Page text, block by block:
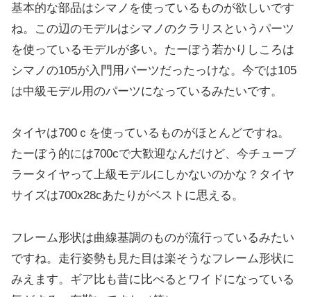
基本的な部品はシマノを使っているものが欲しいです
ね。この辺のモデルはシマノのクラリスというパーツ
を使っているモデルが多い。たーぼう若かりしころは
シマノの105が入門用パーツだったっけな。今では105
は中級モデル用のパーツになっているみたいです。
タイヤは700ｃを使っているものがほとんどですね。
たーぼう的には700cで大歓迎なんだけど、今チューブ
ラータイヤって上級モデルにしかないのかな？タイヤ
サイズは700x28cあたりがベストに思える。
フレーム形状は曲線基調のものが流行っているみたい
ですね。走行姿勢も見た目は楽そうなフレーム形状に
みえます。ギア比も昔に比べるとワイドになっている